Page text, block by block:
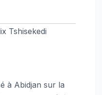
Tshisekedi
à Abidjan sur la